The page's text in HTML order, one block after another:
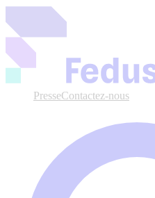
PresseContactez-nous